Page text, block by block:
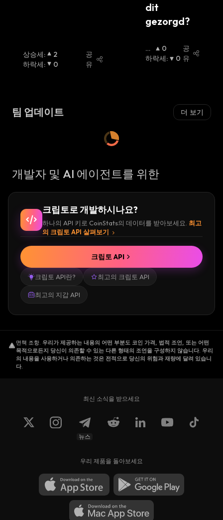
상승세:
2
하락세: 0
공
유
dit
gezorgd?
상
승
0
하락세: 0
공
유
팀 업데이트 더 보기
개발자 및 AI 에이전트를 위한
크립토로 개발하시나요?
하나의 API 키로 CoinStats의 데이터를 받아보세요. 최고
의 크립토 API 살펴보기
크립토 API란? 최고의 크립토 API
최고의 지갑 API
크립토 API
면책 조항. 우리가 제공하는 내용의 어떤 부분도 코인 가격, 법적 조언, 또는 어떤
목적으로든지 당신이 의존할 수 있는 다른 형태의 조언을 구성하지 않습니다. 우리
의 내용을 사용하거나 의존하는 것은 전적으로 당신의 위험과 재량에 달려 있습니
다.
최신 소식을 받으세요
뉴스
우리 제품을 돌아보세요